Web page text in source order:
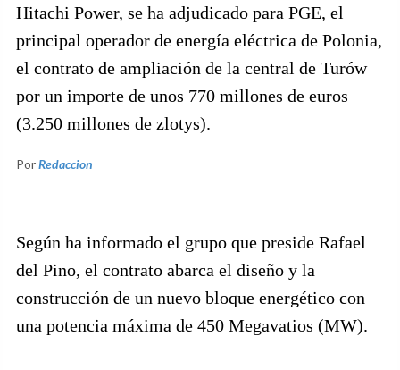
Hitachi Power, se ha adjudicado para PGE, el
principal operador de energía eléctrica de Polonia,
el contrato de ampliación de la central de Turów
por un importe de unos 770 millones de euros
(3.250 millones de zlotys).
PorRedaccion
Según ha informado el grupo que preside Rafael
del Pino, el contrato abarca el diseño y la
construcción de un nuevo bloque energético con
una potencia máxima de 450 Megavatios (MW).